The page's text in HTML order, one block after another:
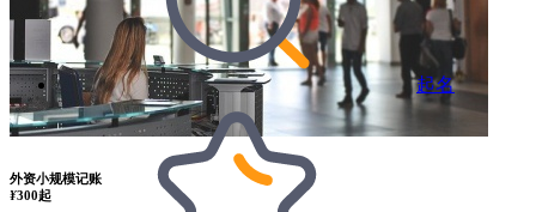
外资小规模记账
¥300起
起名